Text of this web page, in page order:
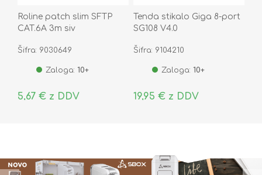
Roline patch slim SFTP
CAT.6A 3m siv
Šifra: 9030649
Zaloga: 10+
5,67 € z DDV
Tenda stikalo Giga 8-port
SG108 V4.0
Šifra: 9104210
Zaloga: 10+
19,95 € z DDV